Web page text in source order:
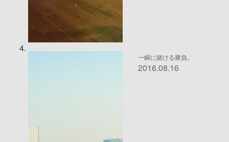
一瞬に賭ける勝負。
2016.08.16